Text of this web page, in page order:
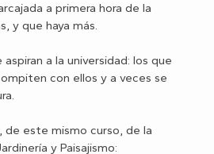
a primera hora de la
y que haya más.
a la universidad: los que
con ellos y a veces se
de este mismo curso, de la
y Paisajismo: